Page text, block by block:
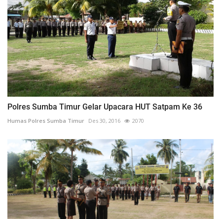
Polres Sumba Timur Gelar Upacara HUT Satpam Ke 36
Humas Polres Sumba Timur Des 30, 2016 2070